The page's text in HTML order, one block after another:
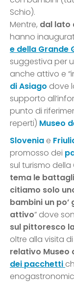
Schio).
Mentre, dal lato
hanno
e della Grande
suggestiva per
anche attivo e
di Asiago dove
supporto
punto di
reperti) Museo
Slovenia e
promosso dei
sul turismo
tema le
citiamo solo
bambini un po’
attivo” dove
sul pittoresco
oltre alla visita
relativo Museo
dei pacchetti